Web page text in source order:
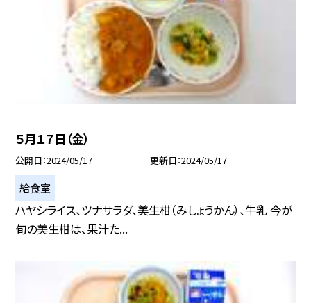
５月１７日（金）
公開日 2024/05/17 更新日 2024/05/17
給食室
ハヤシライス、ツナサラダ、美生柑（みしょうかん）、牛乳 今が
旬の美生柑は、果汁た...